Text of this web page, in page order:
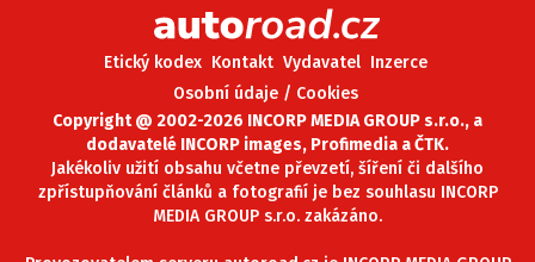
Etický kodex Kontakt Vydavatel Inzerce
Osobní údaje / Cookies
Copyright @ 2002-2026 INCORP MEDIA GROUP s.r.o., a
dodavatelé INCORP images, Profimedia a ČTK.
Jakékoliv užití obsahu včetne převzetí, šíření či dalšího
zpřístupňování článků a fotografií je bez souhlasu INCORP
MEDIA GROUP s.r.o. zakázáno.